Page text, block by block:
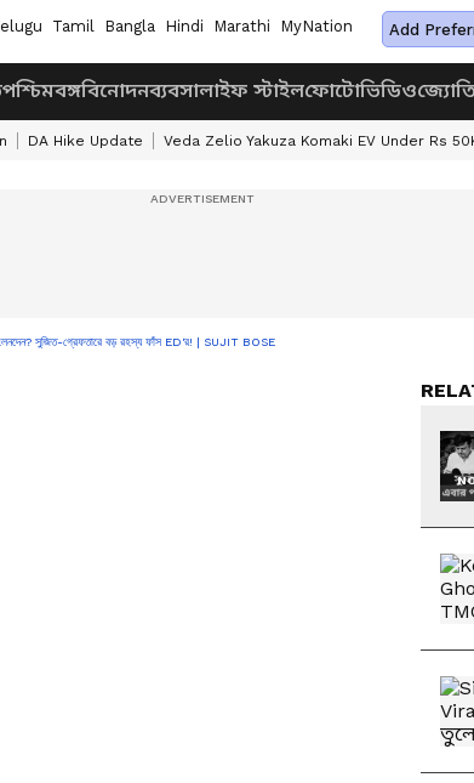
Tamil Bangla Hindi Marathi MyNation Add
পশ্চিমবঙ্গবিনোদনব্যবসালাইফ স্টাইলফোটোভিডিও
DA Hike Update Veda Zelio Yakuza Komaki EV Under Rs
লেনদেন? সুজিত-গ্রেফতারে বড় রহস্য ফাঁস ED'র! | SUJIT BOSE